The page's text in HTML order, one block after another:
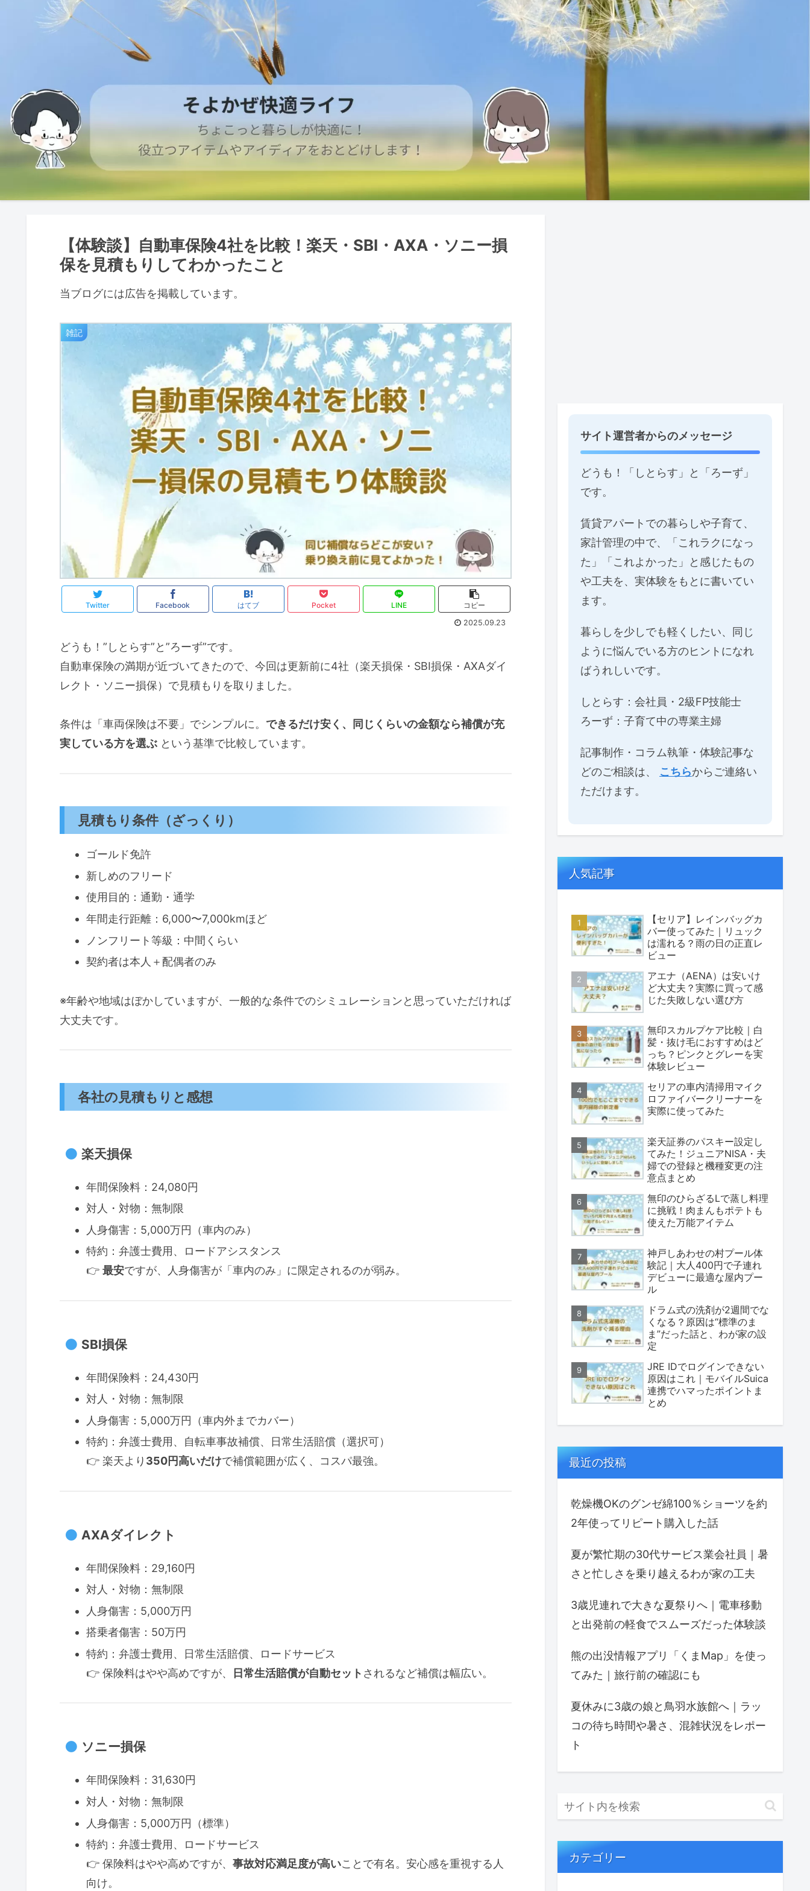
【体験談】自動車保険4社を比較！楽天・SBI・AXA・ソニー損
保を見積もりしてわかったこと
当ブログには広告を掲載しています。
雑記
Twitter Facebook はてブ Pocket LINE
コピー
2025.09.23
どうも！”しとらす”と”ろーず”です。
自動車保険の満期が近づいてきたので、今回は更新前に4社（楽天損保・SBI損保・AXAダイ
レクト・ソニー損保）で見積もりを取りました。
条件は「車両保険は不要」でシンプルに。 できるだけ安く、同じくらいの金額なら補償が充
実している方を選ぶ という基準で比較しています。
見積もり条件（ざっくり）
ゴールド免許
新しめのフリード
使用目的：通勤・通学
年間走行距離：6,000〜7,000kmほど
ノンフリート等級：中間くらい
契約者は本人＋配偶者のみ
※年齢や地域はぼかしていますが、一般的な条件でのシミュレーションと思っていただければ
大丈夫です。
各社の見積もりと感想
楽天損保
年間保険料：24,080円
対人・対物：無制限
人身傷害：5,000万円（車内のみ）
特約：弁護士費用、ロードアシスタンス
👉 最安ですが、人身傷害が「車内のみ」に限定されるのが弱み。
SBI損保
年間保険料：24,430円
対人・対物：無制限
人身傷害：5,000万円（車内外までカバー）
特約：弁護士費用、自転車事故補償、日常生活賠償（選択可）
👉 楽天より 350円高いだけで補償範囲が広く、コスパ最強。
AXAダイレクト
年間保険料：29,160円
対人・対物：無制限
人身傷害：5,000万円
搭乗者傷害：50万円
特約：弁護士費用、日常生活賠償、ロードサービス
👉 保険料はやや高めですが、
日常生活賠償が自動セット されるなど補償は幅広い。
ソニー損保
年間保険料：31,630円
対人・対物：無制限
人身傷害：5,000万円（標準）
特約：弁護士費用、ロードサービス
👉 保険料はやや高めですが、 事故対応満足度が高いことで有名。安心感を重視する人
向け。
サイト運営者からのメッセージ
どうも！「しとらす」と「ろーず」
です。
賃貸アパートでの暮らしや子育て、
家計管理の中で、「これラクになっ
た」「これよかった」と感じたもの
や工夫を、実体験をもとに書いてい
ます。
暮らしを少しでも軽くしたい、同じ
ように悩んでいる方のヒントになれ
ばうれしいです。
しとらす：会社員・2級FP技能士
ろーず：子育て中の専業主婦
記事制作・コラム執筆・体験記事な
どのご相談は、 こちらからご連絡い
ただけます。
人気記事
【セリア】レインバッグカ
バー使ってみた｜リュック
は濡れる？雨の日の正直レ
ビュー
アエナ（AENA）は安いけ
ど大丈夫？実際に買って感
じた失敗しない選び方
無印スカルプケア比較｜白
髪・抜け毛におすすめはど
っち？ピンクとグレーを実
体験レビュー
セリアの車内清掃用マイク
ロファイバークリーナーを
実際に使ってみた
楽天証券のパスキー設定し
てみた！ジュニアNISA・夫
婦での登録と機種変更の注
意点まとめ
無印のひらざるLで蒸し料理
に挑戦！肉まんもポテトも
使えた万能アイテム
神戸しあわせの村プール体
験記｜大人400円で子連れ
デビューに最適な屋内プー
ル
ドラム式の洗剤が2週間でな
くなる？原因は“標準のま
ま”だった話と、わが家の設
定
JRE IDでログインできない
原因はこれ｜モバイルSuica
連携でハマったポイントま
とめ
最近の投稿
乾燥機OKのグンゼ綿100％ショーツを約
2年使ってリピート購入した話
夏が繁忙期の30代サービス業会社員｜暑
さと忙しさを乗り越えるわが家の工夫
3歳児連れで大きな夏祭りへ｜電車移動
と出発前の軽食でスムーズだった体験談
熊の出没情報アプリ「くまMap」を使っ
てみた｜旅行前の確認にも
夏休みに3歳の娘と鳥羽水族館へ｜ラッ
コの待ち時間や暑さ、混雑状況をレポー
ト
カテゴリー